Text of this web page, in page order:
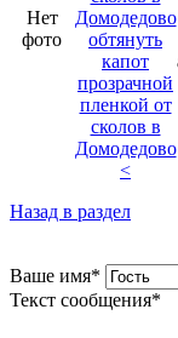
Нет
фото
обтянуть
капот
прозрачной
пленкой от
сколов в
Домодедово
<
Назад в раздел
Ваше имя*
Текст сообщения*